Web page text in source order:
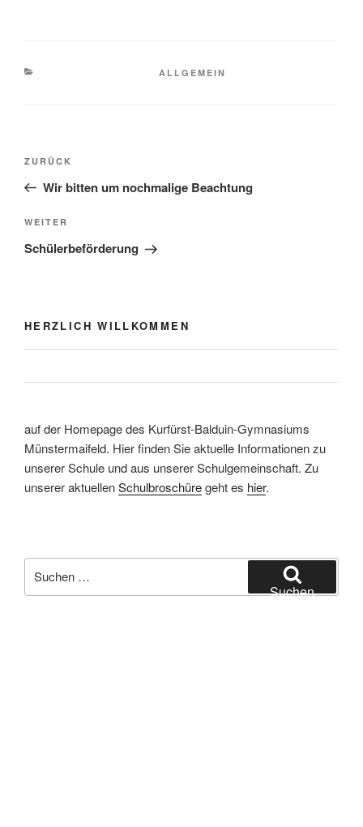
KATEGORIEN
ALLGEMEIN
Beitragsnavigation
Vorheriger
Beitrag
ZURÜCK
Wir bitten um nochmalige Beachtung
Nächster
Beitrag
WEITER
Schülerbeförderung
HERZLICH WILLKOMMEN
auf der Homepage des Kurfürst-Balduin-Gymnasiums
Münstermaifeld. Hier finden Sie aktuelle Informationen zu
unserer Schule und aus unserer Schulgemeinschaft. Zu
unserer aktuellenSchulbroschüregeht es hier.
nach:
Suchen